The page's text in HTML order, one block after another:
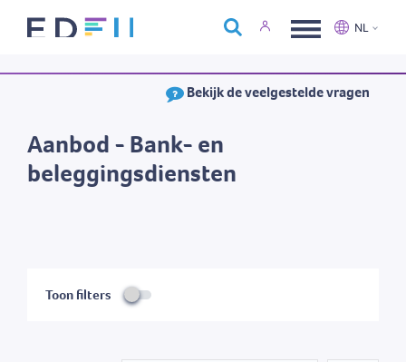
Over Edfin
Kalender
NL
Français
Bekijk de veelgestelde vragen
Aanbod - Bank- en
beleggingsdiensten
Toon filters